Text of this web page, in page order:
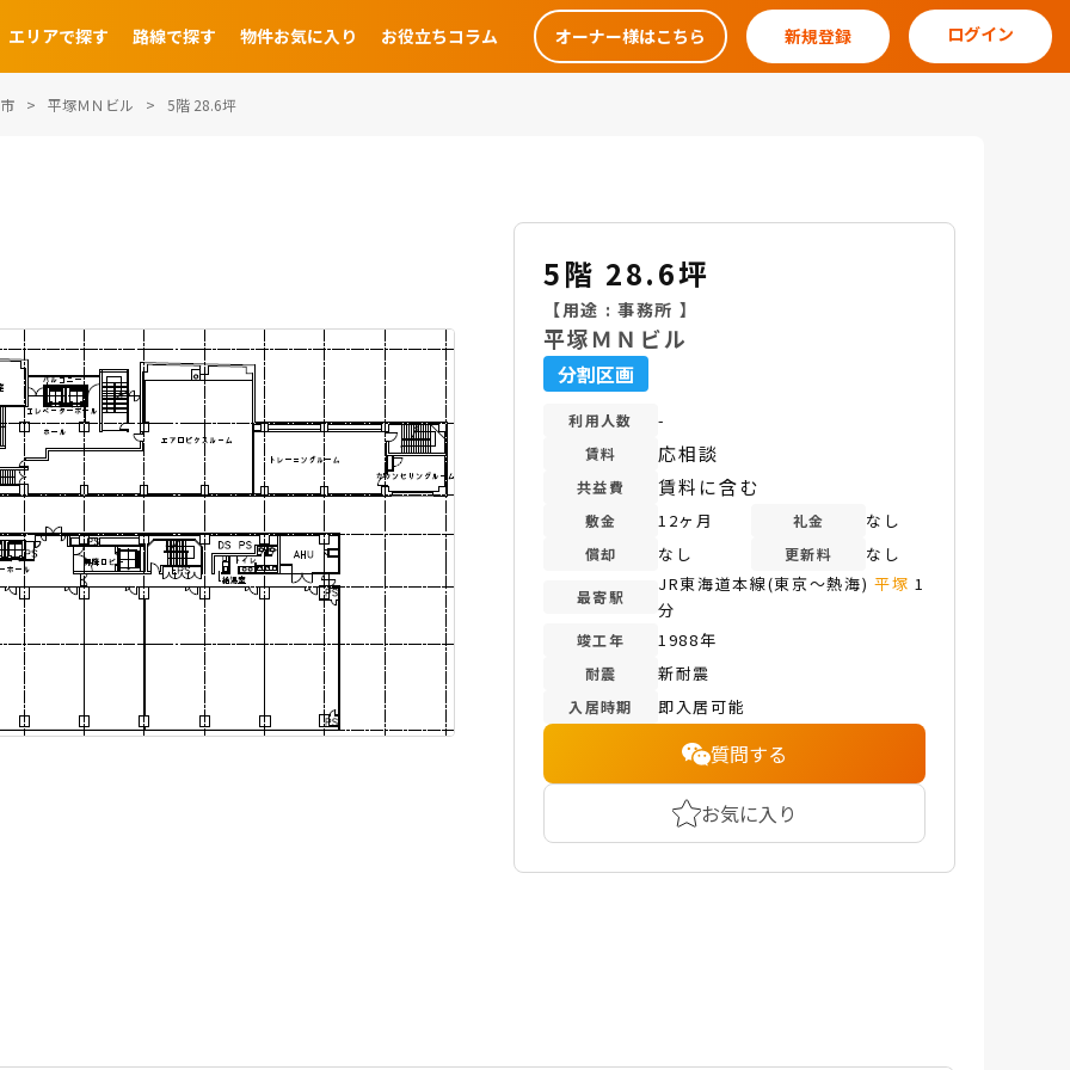
エリアで探す 路線で探す 物件お気に入り お役立ちコラム オーナー様はこちら 新規登録 ログイン
平塚ＭＮビル 5階 28.6坪
5階 28.6坪
【用途 :事務所 】
平塚ＭＮビル
分割区画
利用人数 -
賃料 応相談
共益費 賃料に含む
敷金 12ヶ月 礼金 なし
償却 なし 更新料 なし
最寄駅
JR東海道本線(東京～熱海)平塚 1
分
竣工年 1988年
耐震 新耐震
入居時期 即入居可能
質問する
お気に入り